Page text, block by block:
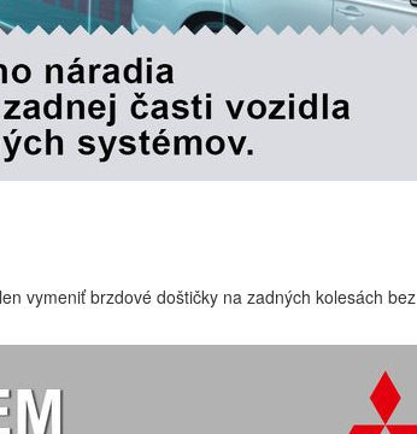
vymeniť brzdové doštičky na zadných kolesách bez